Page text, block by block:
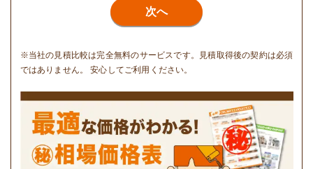
次へ
※当社の見積比較は完全無料のサービスです。見積取得後の契約は必須
ではありません。 安心してご利用ください。